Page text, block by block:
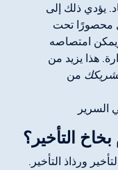
يؤدي ذلك إلى
محصورًا تحت
امتصاصه
هذا يزيد من
شريكك من
السرير
التأخير؟
ورذاذ التأخير.